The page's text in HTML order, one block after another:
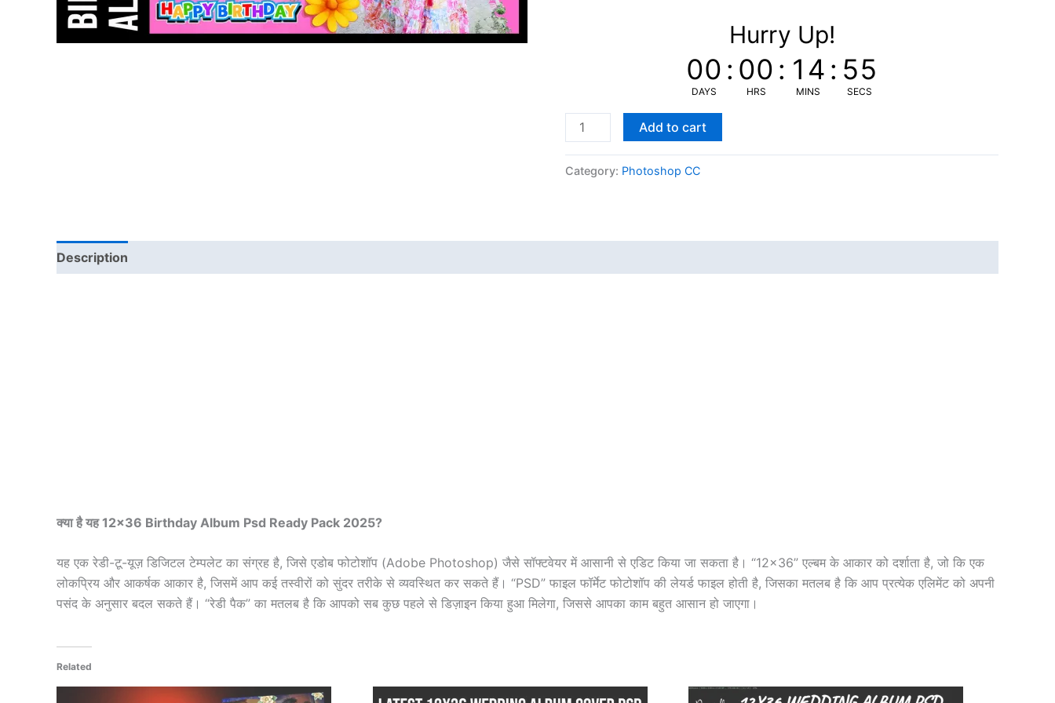
Hurry Up!
00
DAYS
: 00
HRS
: 14
MINS
: 55
SECS
12x36
Birthday
Album
2025
Add to cart
Category: Photoshop CC
Description
क्या है यह 12×36 Birthday Album Psd Ready Pack 2025?
यह एक रेडी-टू-यूज़ डिजिटल टेम्पलेट का संग्रह है, जिसे एडोब फोटोशॉप (Adobe Photoshop) जैसे सॉफ्टवेयर में आसानी से एडिट किया जा सकता है। “12×36” एल्बम के आकार को दर्शाता है, जो कि एक
लोकप्रिय और आकर्षक आकार है, जिसमें आप कई तस्वीरों को सुंदर तरीके से व्यवस्थित कर सकते हैं। “PSD” फाइल फॉर्मेट फोटोशॉप की लेयर्ड फाइल होती है, जिसका मतलब है कि आप प्रत्येक एलिमेंट को अपनी
पसंद के अनुसार बदल सकते हैं। “रेडी पैक” का मतलब है कि आपको सब कुछ पहले से डिज़ाइन किया हुआ मिलेगा, जिससे आपका काम बहुत आसान हो जाएगा।
Related